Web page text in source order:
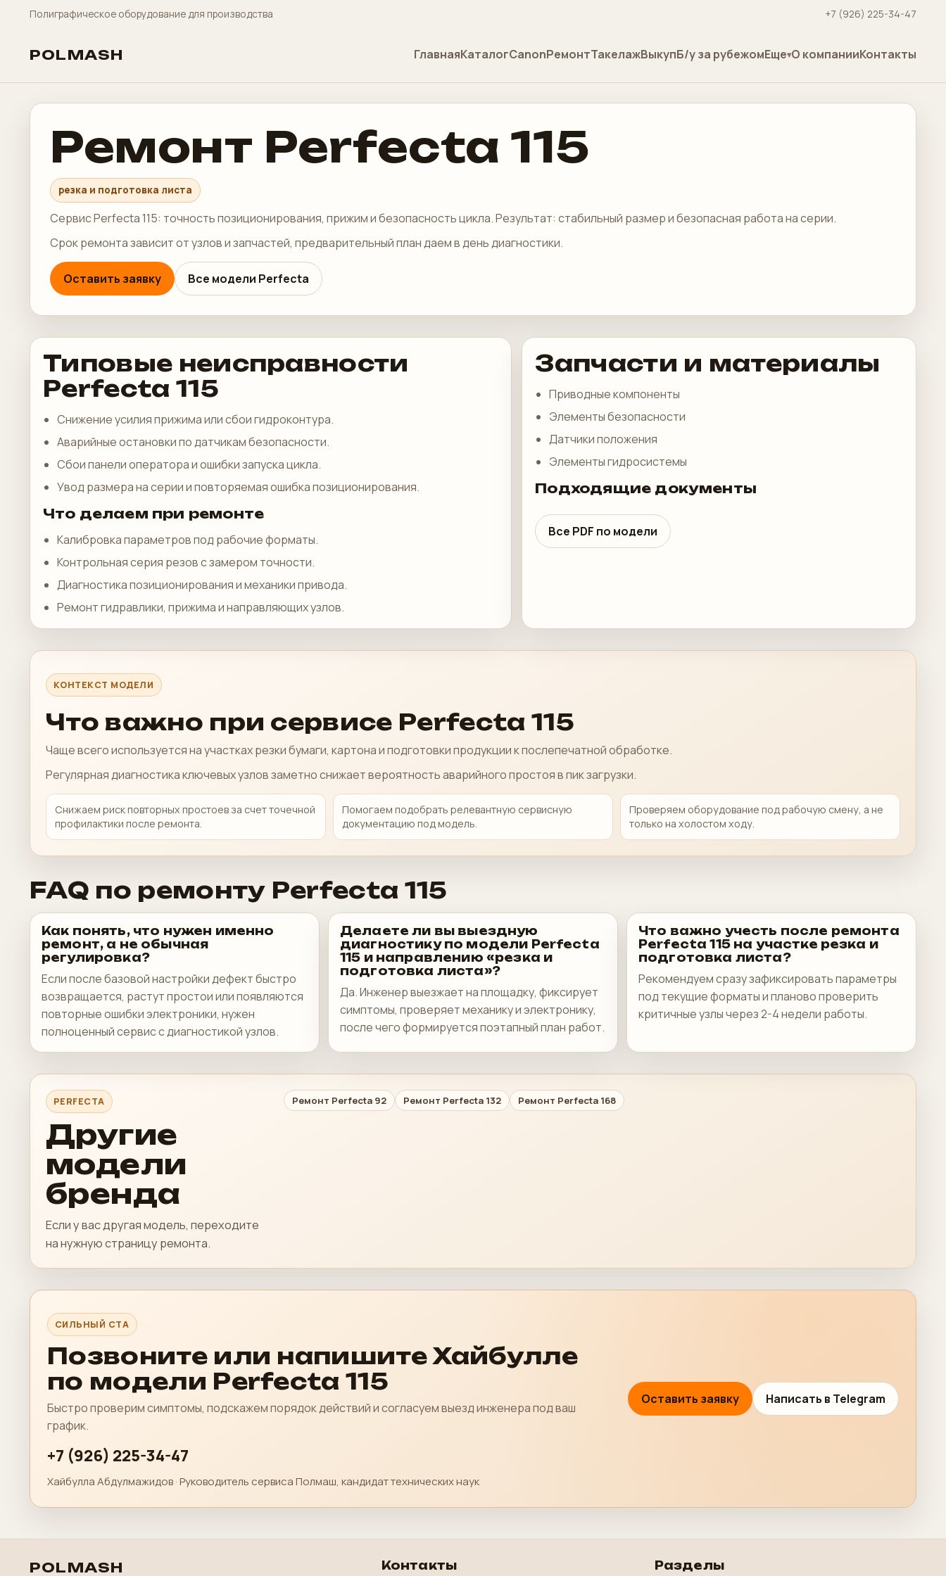
Полиграфическое оборудование для производства +7 (926) 225-34-47
POLMASH ГлавнаяКаталогCanonРемонтТакелажВыкупБ/у за рубежомЕще О компанииКонтакты
Ремонт Perfecta 115
резка и подготовка листа
Сервис Perfecta 115: точность позиционирования, прижим и безопасность цикла. Результат: стабильный размер и безопасная работа на серии.
Срок ремонта зависит от узлов и запчастей, предварительный план даем в день диагностики.
Оставить заявку Все модели Perfecta
Типовые неисправности
Perfecta 115
Снижение усилия прижима или сбои гидроконтура.
Аварийные остановки по датчикам безопасности.
Сбои панели оператора и ошибки запуска цикла.
Увод размера на серии и повторяемая ошибка позиционирования.
Что делаем при ремонте
Калибровка параметров под рабочие форматы.
Контрольная серия резов с замером точности.
Диагностика позиционирования и механики привода.
Ремонт гидравлики, прижима и направляющих узлов.
Запчасти и материалы
Приводные компоненты
Элементы безопасности
Датчики положения
Элементы гидросистемы
Подходящие документы
Все PDF по модели
КОНТЕКСТ МОДЕЛИ
Что важно при сервисе Perfecta 115
Чаще всего используется на участках резки бумаги, картона и подготовки продукции к послепечатной обработке.
Регулярная диагностика ключевых узлов заметно снижает вероятность аварийного простоя в пик загрузки.
Снижаем риск повторных простоев за счет точечной
профилактики после ремонта.
Помогаем подобрать релевантную сервисную
документацию под модель.
Проверяем оборудование под рабочую смену, а не
только на холостом ходу.
FAQ по ремонту Perfecta 115
Как понять, что нужен именно
ремонт, а не обычная
регулировка?
Если после базовой настройки дефект быстро
возвращается, растут простои или появляются
повторные ошибки электроники, нужен
полноценный сервис с диагностикой узлов.
Делаете ли вы выездную
диагностику по модели Perfecta
115 и направлению «резка и
подготовка листа»?
Да. Инженер выезжает на площадку, фиксирует
симптомы, проверяет механику и электронику,
после чего формируется поэтапный план работ.
Что важно учесть после ремонта
Perfecta 115 на участке резка и
подготовка листа?
Рекомендуем сразу зафиксировать параметры
под текущие форматы и планово проверить
критичные узлы через 2-4 недели работы.
PERFECTA
Другие
модели
бренда
Если у вас другая модель, переходите
на нужную страницу ремонта.
Ремонт Perfecta 92 Ремонт Perfecta 132 Ремонт Perfecta 168
СИЛЬНЫЙ CTA
Позвоните или напишите Хайбулле
по модели Perfecta 115
Быстро проверим симптомы, подскажем порядок действий и согласуем выезд инженера под ваш
график.
+7 (926) 225-34-47
Хайбулла Абдулмажидов · Руководитель сервиса Полмаш, кандидат технических наук
Оставить заявку Написать в Telegram
POLMASH Контакты Разделы